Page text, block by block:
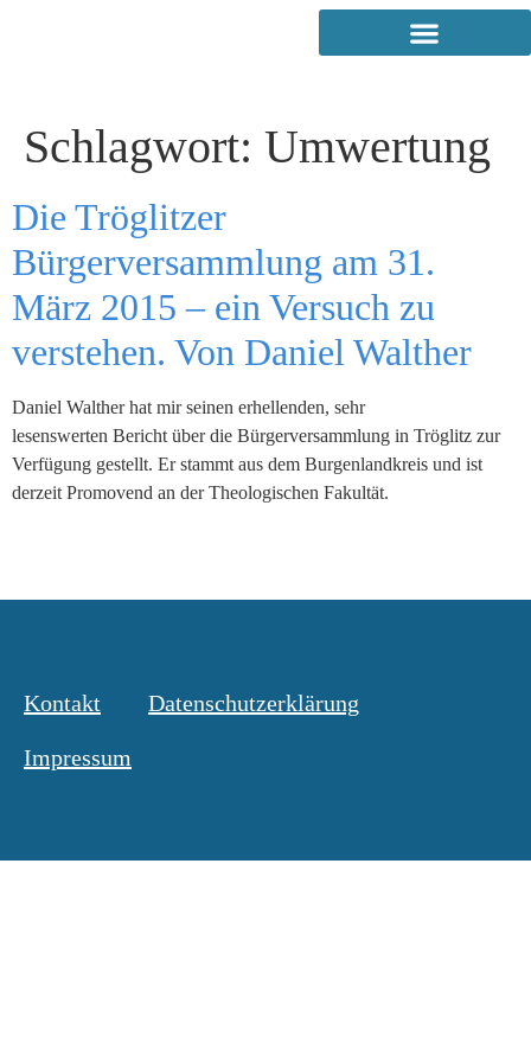
Schlagwort: Umwertung
Die Tröglitzer
Bürgerversammlung am 31.
März 2015 – ein Versuch zu
verstehen. Von Daniel Walther
Daniel Walther hat mir seinen erhellenden, sehr
lesenswerten Bericht über die Bürgerversammlung in Tröglitz zur
Verfügung gestellt. Er stammt aus dem Burgenlandkreis und ist
derzeit Promovend an der Theologischen Fakultät.
Kontakt Datenschutzerklärung
Impressum